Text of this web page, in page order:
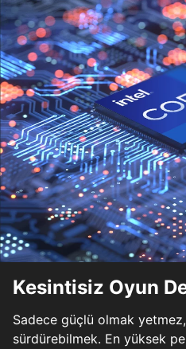
Kesintisiz Oyun
Sadece güçlü olmak
sürdürebilmek. En yüksek